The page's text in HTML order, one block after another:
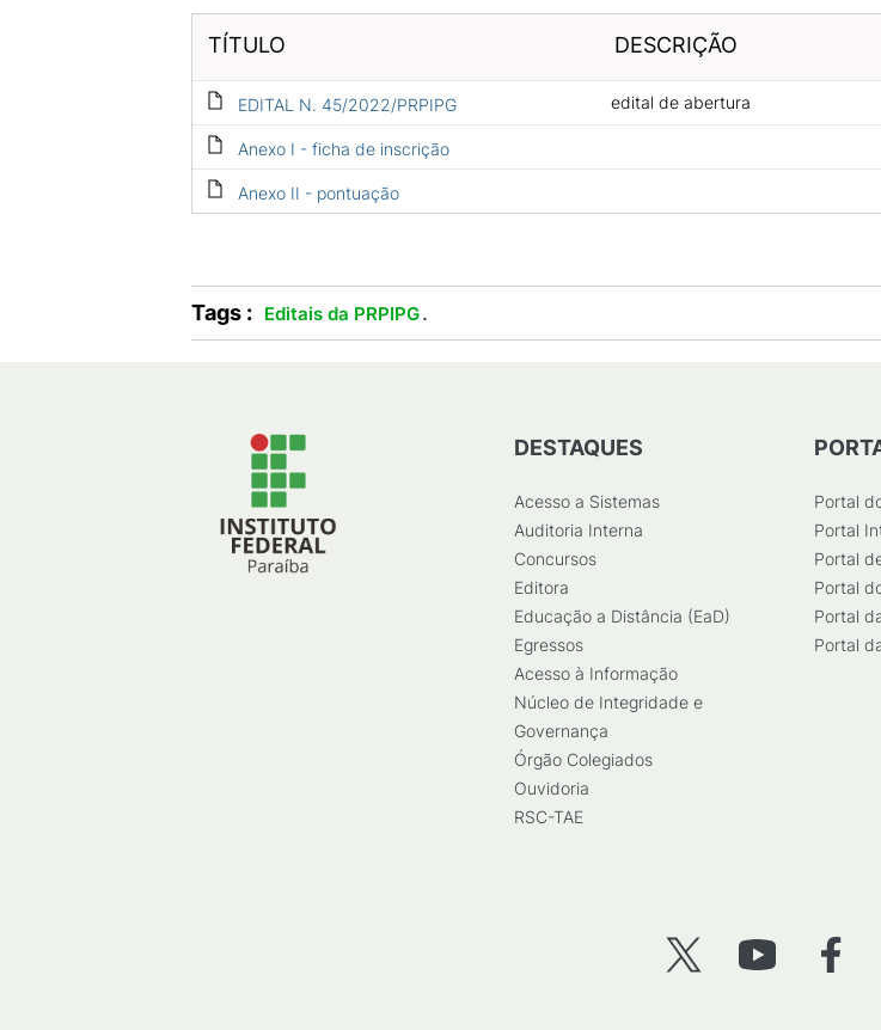
TÍTULO DESCRIÇÃO
EDITAL N. 45/2022/PRPIPG edital de abertura
Anexo I - ficha de inscrição
Anexo II - pontuação
Tags : Editais da PRPIPG.
DESTAQUES
Acesso a Sistemas
Auditoria Interna
Concursos
Editora
Educação a Distância (EaD)
Egressos
Acesso à Informação
Núcleo de Integridade e
Governança
Órgão Colegiados
Ouvidoria
RSC-TAE
Portal
Portal
Portal
Portal
Portal
Portal